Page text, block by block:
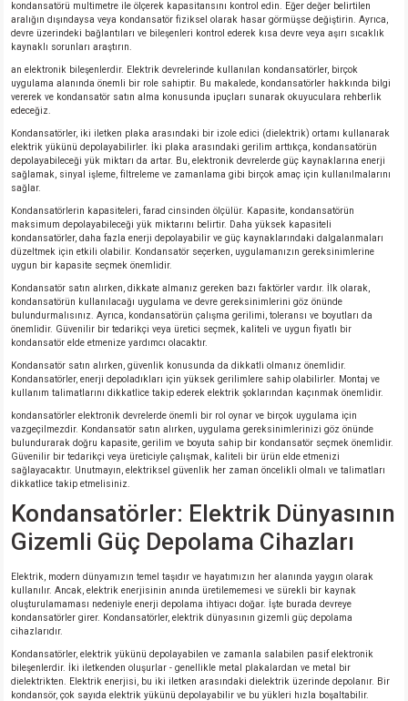
kondansatörü multimetre ile ölçerek kapasitansını kontrol edin. Eğer değer belirtilen
aralığın dışındaysa veya kondansatör fiziksel olarak hasar görmüşse değiştirin. Ayrıca,
devre üzerindeki bağlantıları ve bileşenleri kontrol ederek kısa devre veya aşırı sıcaklık
kaynaklı sorunları araştırın.
an elektronik bileşenlerdir. Elektrik devrelerinde kullanılan kondansatörler, birçok
uygulama alanında önemli bir role sahiptir. Bu makalede, kondansatörler hakkında bilgi
vererek ve kondansatör satın alma konusunda ipuçları sunarak okuyuculara rehberlik
edeceğiz.
Kondansatörler, iki iletken plaka arasındaki bir izole edici (dielektrik) ortamı kullanarak
elektrik yükünü depolayabilirler. İki plaka arasındaki gerilim arttıkça, kondansatörün
depolayabileceği yük miktarı da artar. Bu, elektronik devrelerde güç kaynaklarına enerji
sağlamak, sinyal işleme, filtreleme ve zamanlama gibi birçok amaç için kullanılmalarını
sağlar.
Kondansatörlerin kapasiteleri, farad cinsinden ölçülür. Kapasite, kondansatörün
maksimum depolayabileceği yük miktarını belirtir. Daha yüksek kapasiteli
kondansatörler, daha fazla enerji depolayabilir ve güç kaynaklarındaki dalgalanmaları
düzeltmek için etkili olabilir. Kondansatör seçerken, uygulamanızın gereksinimlerine
uygun bir kapasite seçmek önemlidir.
Kondansatör satın alırken, dikkate almanız gereken bazı faktörler vardır. İlk olarak,
kondansatörün kullanılacağı uygulama ve devre gereksinimlerini göz önünde
bulundurmalısınız. Ayrıca, kondansatörün çalışma gerilimi, toleransı ve boyutları da
önemlidir. Güvenilir bir tedarikçi veya üretici seçmek, kaliteli ve uygun fiyatlı bir
kondansatör elde etmenize yardımcı olacaktır.
Kondansatör satın alırken, güvenlik konusunda da dikkatli olmanız önemlidir.
Kondansatörler, enerji depoladıkları için yüksek gerilimlere sahip olabilirler. Montaj ve
kullanım talimatlarını dikkatlice takip ederek elektrik şoklarından kaçınmak önemlidir.
kondansatörler elektronik devrelerde önemli bir rol oynar ve birçok uygulama için
vazgeçilmezdir. Kondansatör satın alırken, uygulama gereksinimlerinizi göz önünde
bulundurarak doğru kapasite, gerilim ve boyuta sahip bir kondansatör seçmek önemlidir.
Güvenilir bir tedarikçi veya üreticiyle çalışmak, kaliteli bir ürün elde etmenizi
sağlayacaktır. Unutmayın, elektriksel güvenlik her zaman öncelikli olmalı ve talimatları
dikkatlice takip etmelisiniz.
Kondansatörler: Elektrik Dünyasının
Gizemli Güç Depolama Cihazları
Elektrik, modern dünyamızın temel taşıdır ve hayatımızın her alanında yaygın olarak
kullanılır. Ancak, elektrik enerjisinin anında üretilememesi ve sürekli bir kaynak
oluşturulamaması nedeniyle enerji depolama ihtiyacı doğar. İşte burada devreye
kondansatörler girer. Kondansatörler, elektrik dünyasının gizemli güç depolama
cihazlarıdır.
Kondansatörler, elektrik yükünü depolayabilen ve zamanla salabilen pasif elektronik
bileşenlerdir. İki iletkenden oluşurlar - genellikle metal plakalardan ve metal bir
dielektrikten. Elektrik enerjisi, bu iki iletken arasındaki dielektrik üzerinde depolanır. Bir
kondansör, çok sayıda elektrik yükünü depolayabilir ve bu yükleri hızla boşaltabilir.